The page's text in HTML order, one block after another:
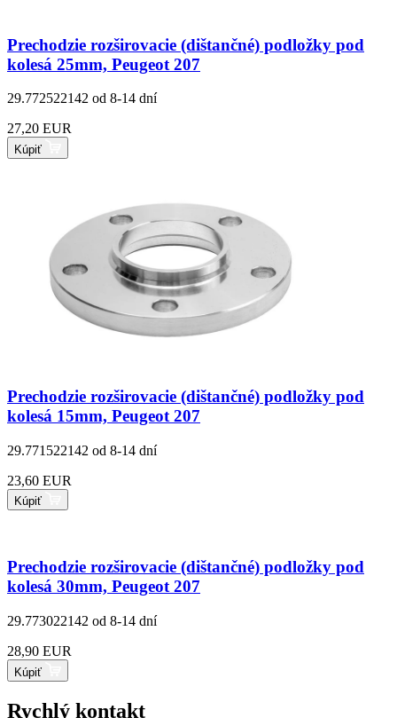
Prechodzie rozširovacie (dištančné) podložky pod
kolesá 25mm, Peugeot 207
29.772522142 od 8-14 dní
27,20 EUR
Kúpiť
Prechodzie rozširovacie (dištančné) podložky pod
kolesá 15mm, Peugeot 207
29.771522142 od 8-14 dní
23,60 EUR
Kúpiť
Prechodzie rozširovacie (dištančné) podložky pod
kolesá 30mm, Peugeot 207
29.773022142 od 8-14 dní
28,90 EUR
Kúpiť
Rychlý kontakt